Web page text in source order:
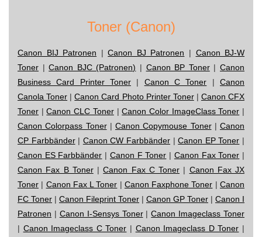
Toner (Canon)
Canon BIJ Patronen |Canon BJ Patronen | Canon BJ-W
Toner |Canon BJC (Patronen) | Canon BP Toner|Canon
Business Card Printer Toner | Canon C Toner |Canon
Canola Toner |Canon Card Photo Printer Toner| Canon CFX
Toner |Canon CLC Toner|Canon Color ImageClass Toner |
Canon Colorpass Toner| Canon Copymouse Toner| Canon
CP Farbbänder| Canon CW Farbbänder |Canon EP Toner |
Canon ES Farbbänder | Canon F Toner | Canon Fax Toner |
Canon Fax B Toner|Canon Fax C Toner | Canon Fax JX
Toner | Canon Fax L Toner | Canon Faxphone Toner |Canon
FC Toner | Canon Fileprint Toner | Canon GP Toner | Canon I
Patronen | Canon I-Sensys Toner|Canon Imageclass Toner
| Canon Imageclass C Toner | Canon Imageclass D Toner |